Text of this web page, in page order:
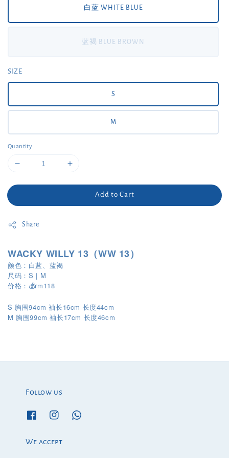
白蓝 WHITE BLUE
蓝褐 BLUE BROWN
SIZE
S
M
Quantity
Add to Cart
Share
WACKY WILLY 13（WW 13）
颜色：白蓝、蓝褐
尺码：S｜M
价格：💰rm118
S 胸围94cm 袖长16cm 长度44cm
M 胸围99cm袖长 17cm 长度46cm
Follow us
We accept